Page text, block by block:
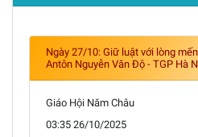
Ngày 27/10: Giữ luật với lòng
Antôn Nguyễn Văn Độ - TGP Hà
Giáo Hội Năm Châu
03:35 26/10/2025